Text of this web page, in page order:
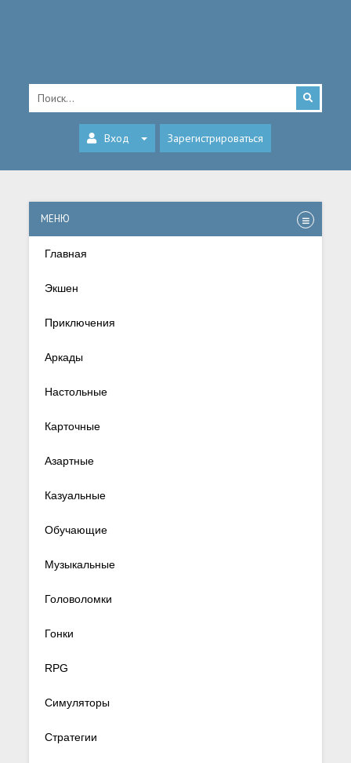
Вход Зарегистрироваться
МЕНЮ
Главная
Экшен
Приключения
Аркады
Настольные
Карточные
Азартные
Казуальные
Обучающие
Музыкальные
Головоломки
Гонки
RPG
Симуляторы
Стратегии